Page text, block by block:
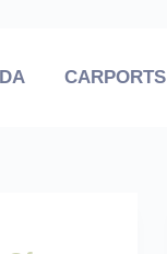
CARPORTS